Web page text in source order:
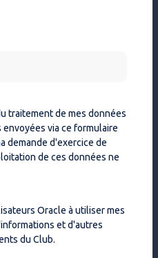
traitement de mes données
via ce formulaire
demande d'exercice de
de ces données ne
Oracle à utiliser mes
et d'autres
du Club.